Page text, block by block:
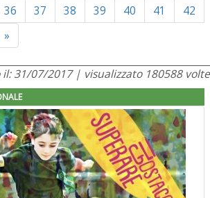
36 37 38 39 40 41
42
»
31/07/2017 | visualizzato 180588 volte